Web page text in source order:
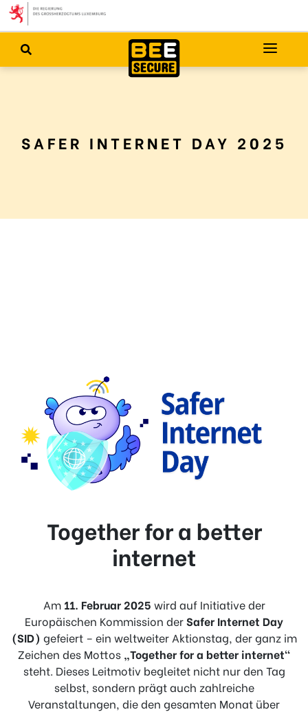
SAFER INTERNET DAY 2025
Together for a better
internet
Am 11. Februar 2025 wird auf Initiative der
Europäischen Kommission derSafer Internet Day
(SID) gefeiert – ein weltweiter Aktionstag, der ganz im
Zeichen des Mottos „Together for a better internet“
steht. Dieses Leitmotiv begleitet nicht nur den Tag
selbst, sondern prägt auch zahlreiche
Veranstaltungen, die den gesamten Monat über